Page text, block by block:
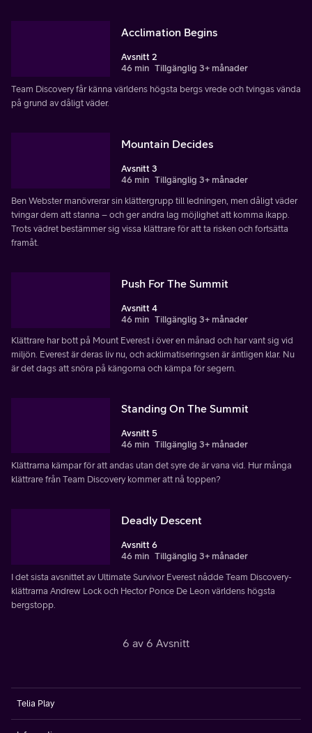
Acclimation Begins
Avsnitt 2
46 min Tillgänglig 3+ månader
Team Discovery får känna världens högsta bergs vrede och tvingas vända
på grund av dåligt väder.
Mountain Decides
Avsnitt 3
46 min Tillgänglig 3+ månader
Ben Webster manövrerar sin klättergrupp till ledningen, men dåligt väder
tvingar dem att stanna – och ger andra lag möjlighet att komma ikapp.
Trots vädret bestämmer sig vissa klättrare för att ta risken och fortsätta
framåt.
Push For The Summit
Avsnitt 4
46 min Tillgänglig 3+ månader
Klättrare har bott på Mount Everest i över en månad och har vant sig vid
miljön. Everest är deras liv nu, och acklimatiseringsen är äntligen klar. Nu
är det dags att snöra på kängorna och kämpa för segern.
Standing On The Summit
Avsnitt 5
46 min Tillgänglig 3+ månader
Klättrarna kämpar för att andas utan det syre de är vana vid. Hur många
klättrare från Team Discovery kommer att nå toppen?
Deadly Descent
Avsnitt 6
46 min Tillgänglig 3+ månader
I det sista avsnittet av Ultimate Survivor Everest nådde Team Discovery-
klättrarna Andrew Lock och Hector Ponce De Leon världens högsta
bergstopp.
6 av 6 Avsnitt
Telia Play